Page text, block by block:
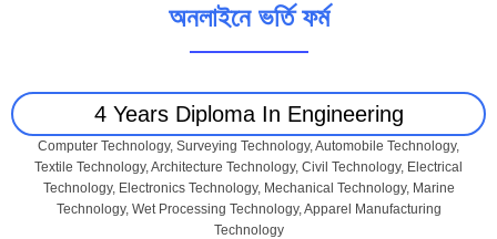
অনলাইনে ভর্তি ফর্ম
4 Years Diploma In Engineering
Computer Technology, Surveying Technology, Automobile Technology,
Textile Technology, Architecture Technology, Civil Technology, Electrical
Technology, Electronics Technology, Mechanical Technology, Marine
Technology, Wet Processing Technology, Apparel Manufacturing
Technology